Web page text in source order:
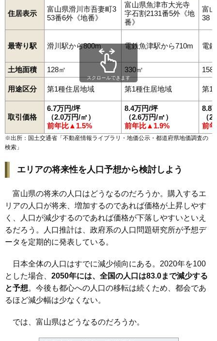
住居表示
富山県滑川市吾妻町3
53番6外《地番》
富山県魚津市大光寺
字石割2131番5外《地
番》
富
38
最寄り駅 滑川駅から800m 電鉄魚津駅から710m 電
土地面積 128㎡ 330㎡ 158
用途区分 第1種住居地域 第1種住居地域 第1
取引価格
6.7万円/坪
（2.0万円/㎡）
前年比▲1.5%
8.4万円/坪
（2.6万円/㎡）
前年比▲1.9%
8.8
（
前
スクロールできます
※出所：国土交通省「 不動産情報ライブラリ・地価公示・都道府県地価調査の
検索 」
エリアの将来性を人口予想から検討しよう
富山県の将来の人口はどうなるのだろうか。購入するエ
リアの人口が将来、増加するのであれば価格が上昇しやす
く、人口が減少するのであれば価格が下落しやすいといえ
るだろう。人口推計は、政府系の人口問題研究所が予想デ
ータを定期的に発表している。
日本全体の人口はすでに減少傾向にある。2020年を100
とした場合、 2050年には、全国の人口は83.0まで減少する
と予想。今後も都心への人口の移転は続くため、都会であ
るほど減少幅は少なくない。
では、富山県はどうなるのだろうか。